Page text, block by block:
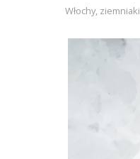
Włochy, ziemniaki